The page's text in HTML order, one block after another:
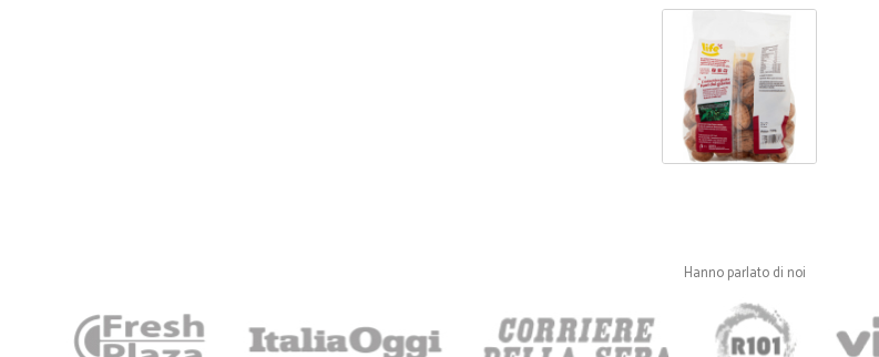
Hanno parlato di noi